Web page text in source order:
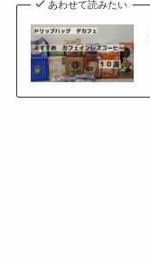
あわせて読みたい